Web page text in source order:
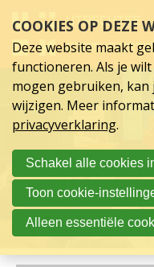
2019
links
over
Spring
hoofd
inhoud
Spring
naar
hoofdnavigatie
COOKIES OP DEZE
Deze website maakt
functioneren. Als je
mogen gebruiken,
wijzigen. Meer
privacyverklaring.
Schakel alle cookies
Toon cookie-
Alleen essentiële